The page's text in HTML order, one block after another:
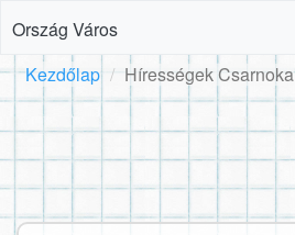
Ország Város
Kezdőlap Hírességek Csarnoka